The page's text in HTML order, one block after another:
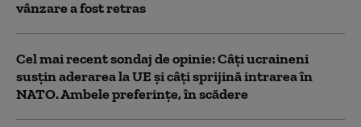
vânzare a fost retras
Cel mai recent sondaj de opinie: Câți ucraineni
susțin aderarea la UE și câți sprijină intrarea în
NATO. Ambele preferințe, în scădere